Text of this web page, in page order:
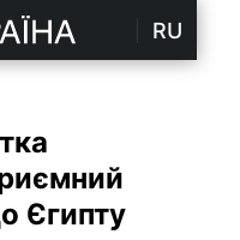
RU
Єгипту